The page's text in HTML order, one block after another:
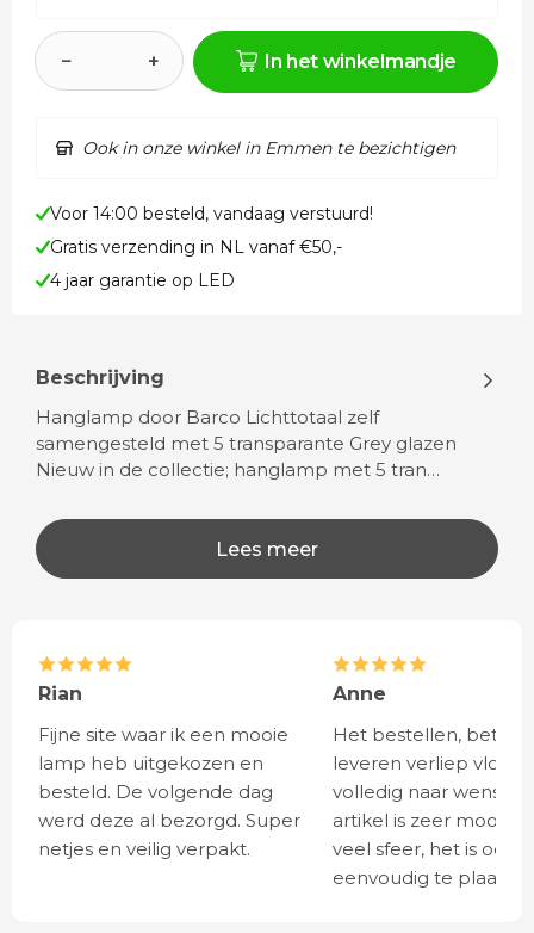
− + In het winkelmandje
Ook in onze winkel in Emmen te bezichtigen
Voor 14:00 besteld, vandaag verstuurd!
Gratis verzending in NL vanaf €50,-
4 jaar garantie op LED
Beschrijving
Hanglamp door Barco Lichttotaal zelf
samengesteld met 5 transparante Grey glazen
Nieuw in de collectie; hanglamp met 5 tran…
Lees meer
Rian
Fijne site waar ik een mooie
lamp heb uitgekozen en
besteld. De volgende dag
werd deze al bezorgd. Super
netjes en veilig verpakt.
Anne
Het bestellen,
leveren verliep vlot en
volledig naar wens.
artikel is zeer mooi
veel sfeer, het is ook
eenvoudig te